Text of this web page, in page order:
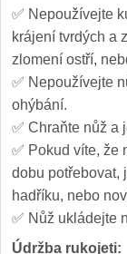
✅ Nepoužívejte
krájení tvrdých a
zlomení ostří,
✅ Nepoužívejte
ohýbání.
✅ Chraňte nůž a
✅ Pokud víte, že
dobu potřebovat,
hadříku, nebo
✅ Nůž ukládejte
Údržba rukojeti: